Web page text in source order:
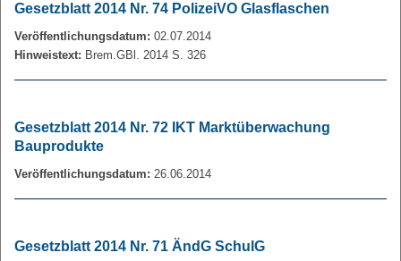
Gesetzblatt 2014 Nr. 74 PolizeiVO Glasflaschen
Veröffentlichungsdatum: 02.07.2014
Hinweistext: Brem.GBl. 2014 S. 326
Gesetzblatt 2014 Nr. 72 IKT Marktüberwachung
Bauprodukte
Veröffentlichungsdatum: 26.06.2014
Gesetzblatt 2014 Nr. 71 ÄndG SchulG